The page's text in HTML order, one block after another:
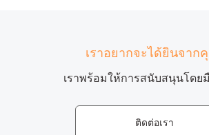
แนวต้าน 3: 8.753
ถึง 8.75 ดอลลาร์สหรัฐ RSI ในโซนซื้อเกิน ดัง
เราอยากจะได้ยินจาก
เราพร้อมให้การสนับสนุนโดย
ติดต่อเรา